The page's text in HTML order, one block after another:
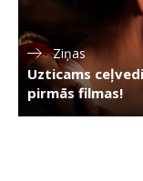
Ziņas
Uzticams
pirmās filmas!